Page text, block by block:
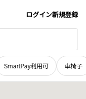
ログイン新規登録
SmartPay利用可 車椅子